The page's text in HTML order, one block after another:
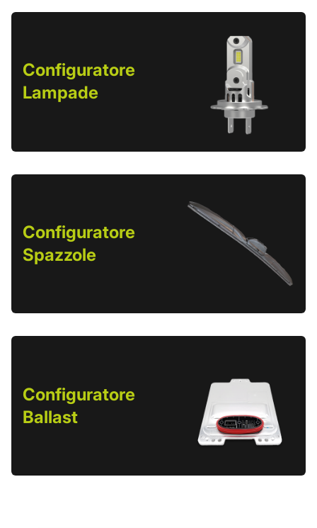
Configuratore
Lampade
Configuratore
Spazzole
Configuratore
Ballast